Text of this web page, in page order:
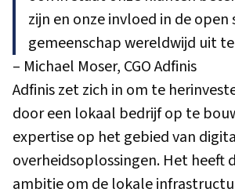
zijn en onze invloed in de open
gemeenschap wereldwijd uit
– Michael Moser, CGO Adfinis
Adfinis zet zich in om te
door een lokaal bedrijf op te
expertise op het gebied van
overheidsoplossingen. Het heeft
ambitie om de lokale